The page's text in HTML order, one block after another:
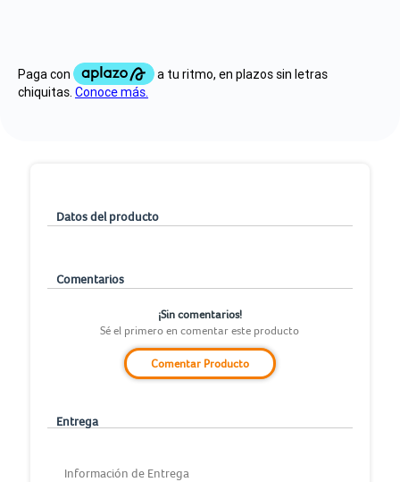
Datos del producto
Comentarios
¡Sin comentarios!
Sé el primero en comentar este producto
Comentar Producto
Entrega
Información de Entrega